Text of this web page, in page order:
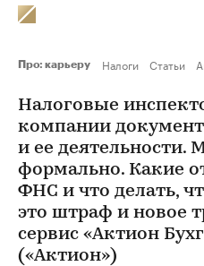
Про: карьеру Налоги Статьи
Налоговые
компании
и ее деятельности.
формально. Какие
ФНС и что делать,
это штраф и новое
сервис «Актион
(«Актион»)